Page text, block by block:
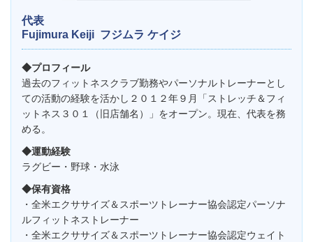
代表
Fujimura Keiji フジムラ ケイジ
◆プロフィール
過去のフィットネスクラブ勤務やパーソナルトレーナーとし
ての活動の経験を活かし２０１２年９月「ストレッチ＆フィ
ットネス３０１（旧店舗名）」をオープン。現在、代表を務
める。
◆運動経験
ラグビー・野球・水泳
◆保有資格
・全米エクササイズ＆スポーツトレーナー協会認定パーソナ
ルフィットネストレーナー
・全米エクササイズ＆スポーツトレーナー協会認定ウェイト